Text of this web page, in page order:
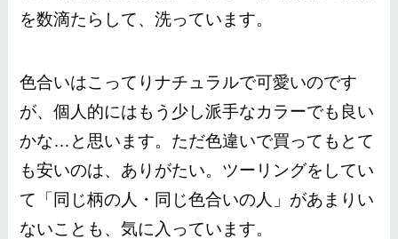
を数滴たらして、洗っています。
色合いはこってりナチュラルで可愛いのです
が、個人的にはもう少し派手なカラーでも良い
かな…と思います。ただ色違いで買ってもとて
も安いのは、ありがたい。ツーリングをしてい
て「同じ柄の人・同じ色合いの人」があまりい
ないことも、気に入っています。